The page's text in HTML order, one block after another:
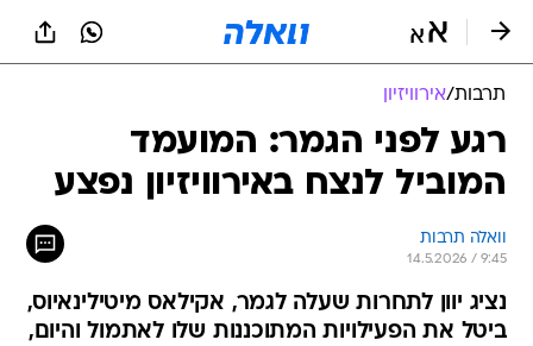
תרבות/אירוויזיון
רגע לפני הגמר: המועמד
המוביל לנצח באירוויזיון נפצע
וואלה תרבות
14.5.2026 / 9:45
נציג יוון לתחרות שעלה לגמר, אקילאס מיטילינאיוס,
ביטל את הפעילויות המתוכננות שלו לאתמול והיום,